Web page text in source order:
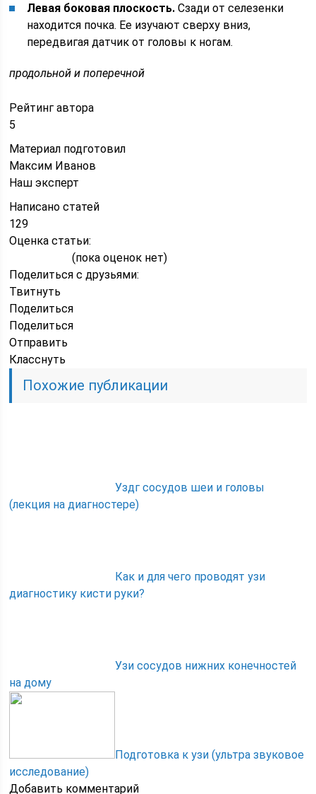
Левая боковая плоскость. Сзади от селезенки
находится почка. Ее изучают сверху вниз,
передвигая датчик от головы к ногам.
продольной и поперечной
Рейтинг автора
5
Материал подготовил
Максим Иванов
Наш эксперт
Написано статей
129
Оценка статьи:
(пока оценок нет)
Поделиться с друзьями:
Твитнуть
Поделиться
Поделиться
Отправить
Класснуть
Похожие публикации
Уздг сосудов шеи и головы
(лекция на диагностере)
Как и для чего проводят узи
диагностику кисти руки?
Узи сосудов нижних конечностей
на дому
Подготовка к узи (ультра звуковое
исследование)
Добавить комментарий